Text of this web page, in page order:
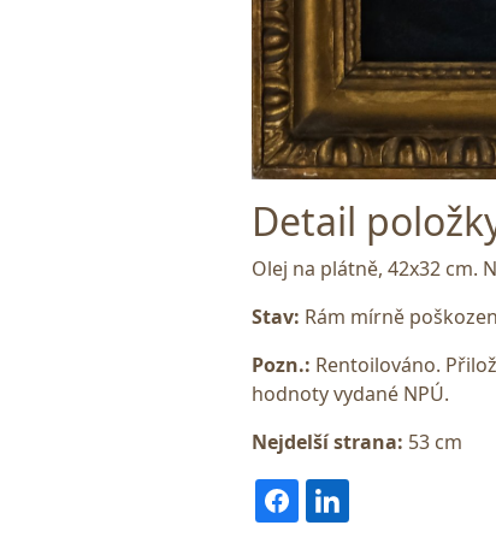
Detail
Olej na plátně, 42x32 cm.
Stav: Rám mírně
Pozn.: Rentoilováno.
hodnoty vydané NPÚ.
Nejdelší strana: 53 cm